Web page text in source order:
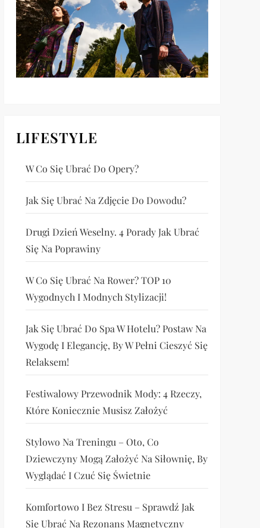
LIFESTYLE
W Co Się Ubrać Do Opery?
Jak Się Ubrać Na Zdjęcie Do Dowodu?
Drugi Dzień Weselny. 4 Porady Jak Ubrać
Się Na Poprawiny
W Co Się Ubrać Na Rower? TOP 10
Wygodnych I Modnych Stylizacji!
Jak Się Ubrać Do Spa W Hotelu? Postaw Na
Wygodę I Elegancję, By W Pełni Cieszyć Się
Relaksem!
Festiwalowy Przewodnik Mody: 4 Rzeczy,
Które Koniecznie Musisz Założyć
Stylowo Na Treningu – Oto, Co
Dziewczyny Mogą Założyć Na Siłownię, By
Wyglądać I Czuć Się Świetnie
Komfortowo I Bez Stresu – Sprawdź Jak
Się Ubrać Na Rezonans Magnetyczny